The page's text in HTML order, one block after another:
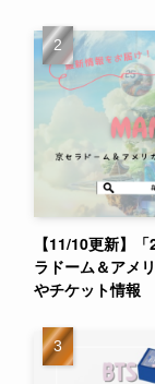
【11/10更新】
ラドーム＆アメ
やチケット情報